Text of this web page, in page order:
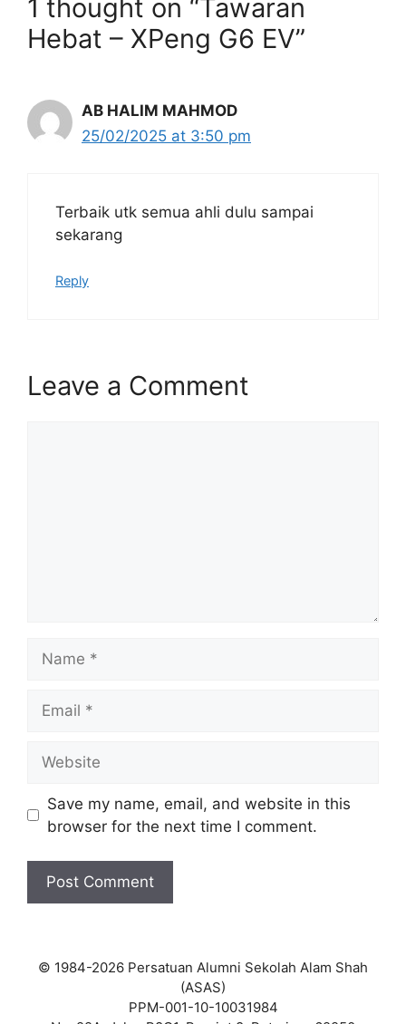
1 thought on “Tawaran
Hebat – XPeng G6 EV”
AB HALIM MAHMOD
25/02/2025 at 3:50 pm
Terbaik utk semua ahli dulu sampai
sekarang
Reply
Leave a Comment
Save my name, email, and website in this
browser for the next time I comment.
© 1984-2026 Persatuan Alumni Sekolah Alam Shah
(ASAS)
PPM-001-10-10031984